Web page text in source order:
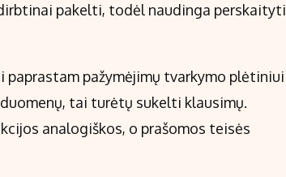
pakelti, todėl naudinga perskaityti
pažymėjimų tvarkymo plėtiniui
tai turėtų sukelti klausimų.
analogiškos, o prašomos teisės